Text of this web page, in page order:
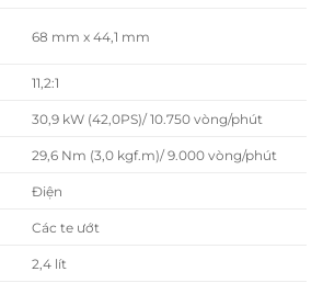
68 mm x 44,1 mm
11,2:1
30,9 kW (42,0PS)/ 10.750 vòng/phút
29,6 Nm (3,0 kgf.m)/ 9.000 vòng/phút
Điện
Các te ướt
2,4 lít